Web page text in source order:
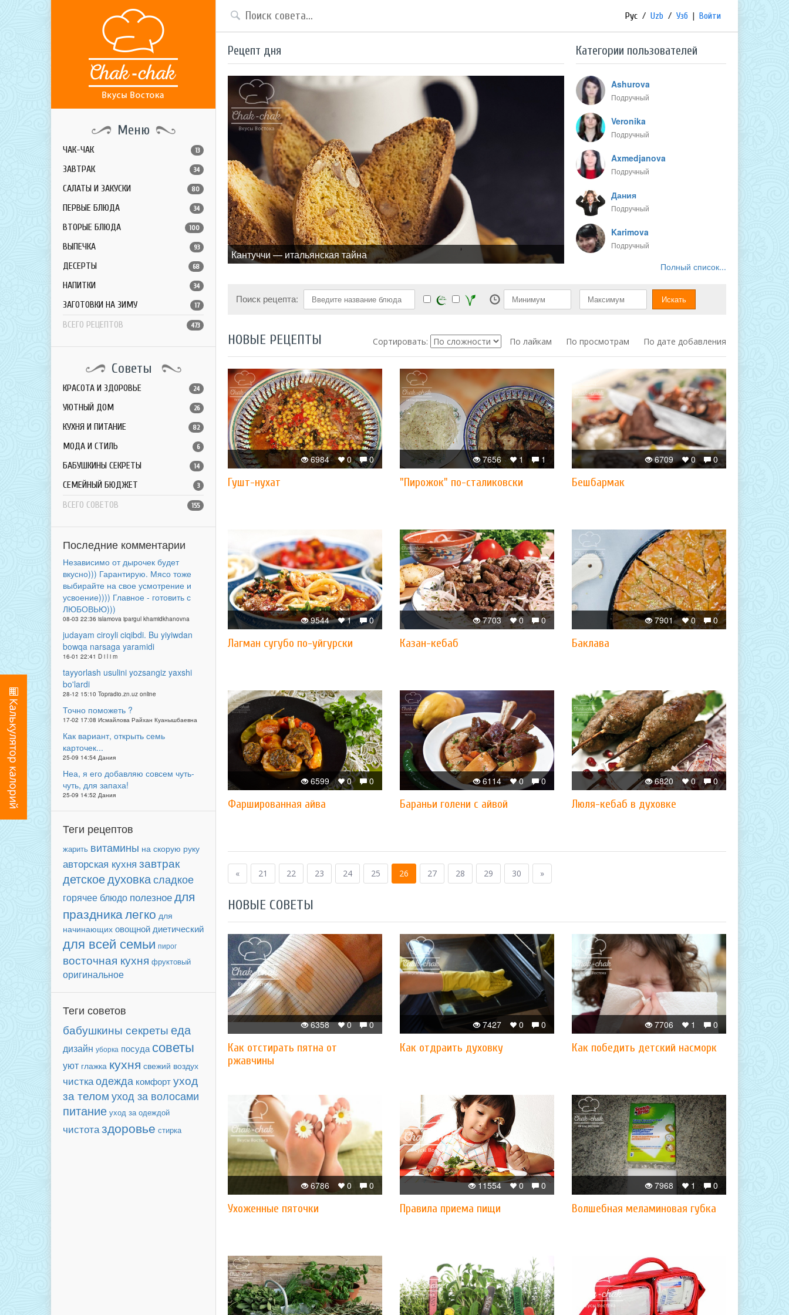
Меню
ЧАК-ЧАК 13
ЗАВТРАК 34
САЛАТЫ И ЗАКУСКИ 80
ПЕРВЫЕ БЛЮДА 34
ВТОРЫЕ БЛЮДА 100
ВЫПЕЧКА 93
ДЕСЕРТЫ 68
НАПИТКИ 34
ЗАГОТОВКИ НА ЗИМУ 17
ВСЕГО РЕЦЕПТОВ 473
Советы
КРАСОТА И ЗДОРОВЬЕ 24
УЮТНЫЙ ДОМ 26
КУХНЯ И ПИТАНИЕ 82
МОДА И СТИЛЬ 6
БАБУШКИНЫ СЕКРЕТЫ 14
СЕМЕЙНЫЙ БЮДЖЕТ 3
ВСЕГО СОВЕТОВ 155
Последние комментарии
Независимо от дырочек будет
вкусно))) Гарантирую. Мясо тоже
выбирайте на свое усмотрение и
усвоение)))) Главное - готовить с
ЛЮБОВЬЮ)))
08-03 22:36 islamova ipargul khamidkhanovna
judayam ciroyli ciqibdi. Bu yiyiwdan
bowqa narsaga yaramidi
16-01 22:41 D i l i m
tayyorlash usulini yozsangiz yaxshi
bo'lardi
28-12 15:10 Topradio.zn.uz online
Точно поможеть ?
17-02 17:08 Исмайлова Райхан Куанышбаевна
Как вариант, открыть семь
карточек...
25-09 14:54 Дания
Неа, я его добавляю совсем чуть-
чуть, для запаха!
25-09 14:52 Дания
Теги рецептов
жарить витамины на скорую руку
авторская кухня завтрак
детскоедуховкасладкое
горячее блюдо полезноедля
праздникалегко для
начинающих овощной диетический
для всей семьи пирог
восточная кухня фруктовый
оригинальное
Теги советов
бабушкины секретыеда
дизайн уборка посуда советы
уют глажка кухня свежий воздух
чисткаодежда комфортуход
за теломуход за волосами
питание уход за одеждой
чистотаздоровье стирка
Рус / Uzb / Узб | Войти
Рецепт дня
Кантуччи — итальянская тайна
Категории пользователей
Ashurova
Подручный
Veronika
Подручный
Axmedjanova
Подручный
Дания
Подручный
Karimova
Подручный
Полный список...
Поиск рецепта:
НОВЫЕ РЕЦЕПТЫ Сортировать: По лайкам По просмотрам По дате добавления
0
0
6984
Гушт-нухат
1
1
7656
"Пирожок" по-сталиковски
0
0
6709
Бешбармак
0
1
9544
Лагман сугубо по-уйгурски
0
0
7703
​Казан-кебаб
0
0
7901
​Баклава
0
0
6599
Фаршированная айва
0
0
6114
Бараньи голени с айвой
0
0
6820
Люля-кебаб в духовке
« 21 22 23 24 25 26 27 28 29 30 »
НОВЫЕ СОВЕТЫ
0
0
6358
Как отстирать пятна от
ржавчины
0
0
7427
Как отдраить духовку
0
1
7706
Как победить детский насморк
0
0
6786
Ухоженные пяточки
0
0
11554
Правила приема пищи
0
1
7968
Волшебная меламиновая губка